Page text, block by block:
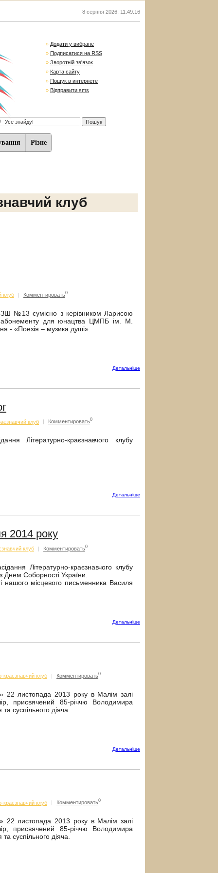
8 серпня 2026 11:49:16
» Додати у вибране
» Подписатися на RSS
» Зворотній зв'язок
» Карта сайту
» Пошук в интернете
» Відправити sms
Різне
клуб
клуб | Комментировать0
№13 сумісно з керівником Ларисою
абонементу для юнацтва ЦМПБ ім. М.
- «Поезія – музика душі».
Детальнiше
клуб Комментировать0
Літературно-краєзнавчого клубу
Детальнiше
2014 року
клуб | Комментировать0
Літературно-краєзнавчого клубу
Днем Соборності України.
місцевого письменника Василя
Детальнiше
краєзнавчий клуб | Комментировать0
22 листопада 2013 року в Малім залі
присвячений 85-річчю Володимира
суспільного діяча.
Детальнiше
краєзнавчий клуб Комментировать0
22 листопада 2013 року в Малім залі
присвячений 85-річчю Володимира
суспільного діяча.